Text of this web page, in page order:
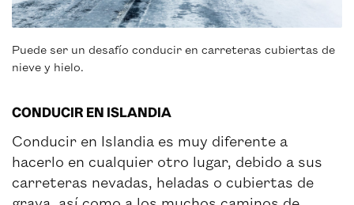
Puede ser un desafío conducir en carreteras cubiertas de
nieve y hielo.
CONDUCIR EN ISLANDIA
Conducir en Islandia es muy diferente a
hacerlo en cualquier otro lugar, debido a sus
carreteras nevadas, heladas o cubiertas de